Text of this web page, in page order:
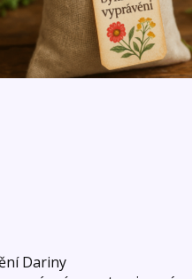
Dariny